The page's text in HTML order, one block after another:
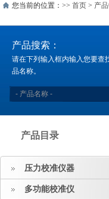
您当前的位置：>> 首页 > 产
产品搜索：
请在下列输入框内输入您要查
品名称。
产品目录
压力校准仪器
多功能校准仪